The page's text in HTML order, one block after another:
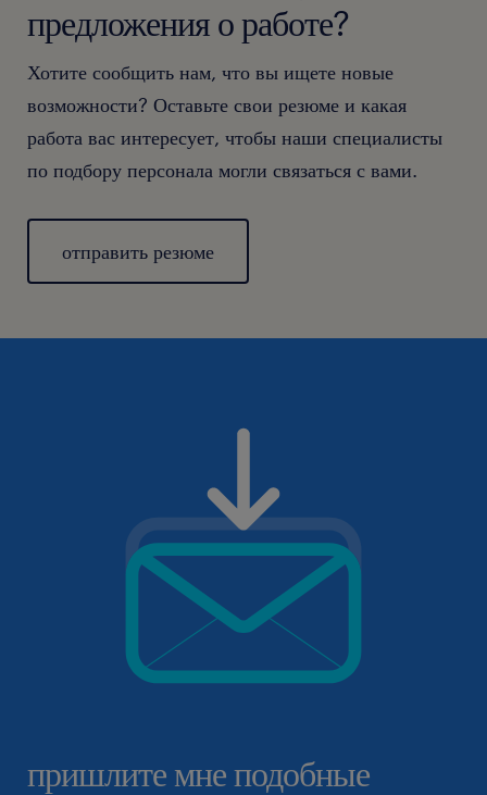
предложения о работе?
Хотите сообщить нам, что вы ищете новые
возможности? Оставьте свои резюме и какая
работа вас интересует, чтобы наши специалисты
по подбору персонала могли связаться с вами.
отправить резюме
пришлите мне подобные